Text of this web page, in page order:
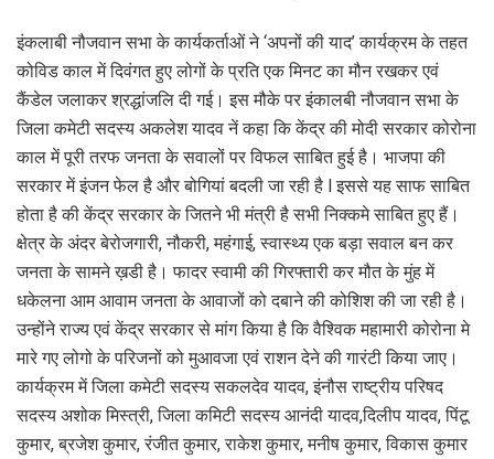
इंकलाबी नौजवान सभा के कार्यकर्ताओं ने ‘अपनों की याद’ कार्यक्रम के तहत
कोविड काल में दिवंगत हुए लोगों के प्रति एक मिनट का मौन रखकर एवं
कैंडेल जलाकर श्रद्धांजलि दी गई। इस मौके पर इंकालबी नौजवान सभा के
जिला कमेटी सदस्य अकलेश यादव नें कहा कि केंद्र की मोदी सरकार कोरोना
काल में पूरी तरफ जनता के सवालों पर विफल साबित हुई है। भाजपा की
सरकार में इंजन फेल है और बोगियां बदली जा रही है l इससे यह साफ साबित
होता है की केंद्र सरकार के जितने भी मंत्री है सभी निक्कमे साबित हुए हैं।
क्षेत्र के अंदर बेरोजगारी, नौकरी, महंगाई, स्वास्थ्य एक बड़ा सवाल बन कर
जनता के सामने ख़डी है। फादर स्वामी की गिरफ्तारी कर मौत के मुंह में
धकेलना आम आवाम जनता के आवाजों को दबाने की कोशिश की जा रही है।
उन्होंने राज्य एवं केंद्र सरकार से मांग किया है कि वैश्विक महामारी कोरोना मे
मारे गए लोगो के परिजनों को मुआवजा एवं राशन देने की गारंटी किया जाए।
कार्यक्रम में जिला कमेटी सदस्य सकलदेव यादव, इंनौस राष्ट्रीय परिषद
सदस्य अशोक मिस्त्री, जिला कमिटी सदस्य आनंदी यादव,दिलीप यादव, पिंटू
कुमार, ब्रजेश कुमार, रंजीत कुमार, राकेश कुमार, मनीष कुमार, विकास कुमार